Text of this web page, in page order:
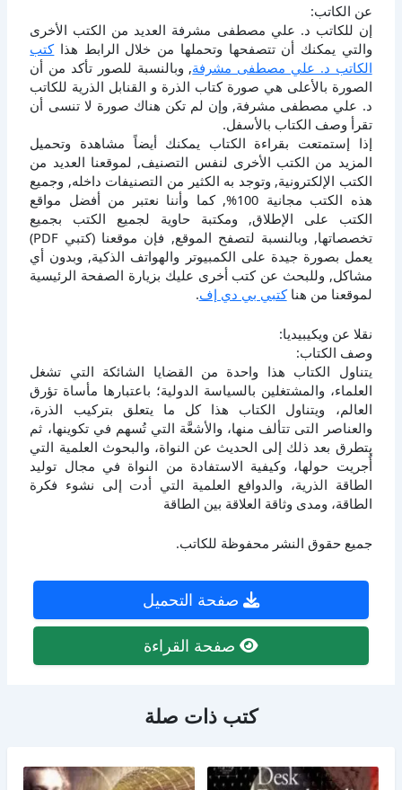
عن الكاتب:
إن للكاتب د. علي مصطفى مشرفة العديد من الكتب الأخرى
والتي يمكنك أن تتصفحها وتحملها من خلال الرابط هذاكتب
الكاتب د. علي مصطفى مشرفة, وبالنسبة للصور تأكد من أن
الصورة بالأعلى هي صورة كتاب الذرة و القنابل الذرية للكاتب
د. علي مصطفى مشرفة, وإن لم تكن هناك صورة لا تنسى أن
تقرأ وصف الكتاب بالأسفل.
إذا إستمتعت بقراءة الكتاب يمكنك أيضاً مشاهدة وتحميل
المزيد من الكتب الأخرى لنفس التصنيف, لموقعنا العديد من
الكتب الإلكترونية, وتوجد به الكثير من التصنيفات داخله, وجميع
هذه الكتب مجانية 100%, كما وأننا نعتبر من أفضل مواقع
الكتب على الإطلاق, ومكتبة حاوية لجميع الكتب بجميع
تخصصاتها, وبالنسبة لتصفح الموقع, فإن موقعنا (كتبي PDF)
يعمل بصورة جيدة على الكمبيوتر والهواتف الذكية, وبدون أي
مشاكل, وللبحث عن كتب أخرى عليك بزيارة الصفحة الرئيسية
لموقعنا من هناكتبي بي دي إف.
نقلا عن ويكيبيديا:
وصف الكتاب:
يتناول الكتاب هذا واحدة من القضايا الشائكة التي تشغل
العلماء، والمشتغلين بالسياسة الدولية؛ باعتبارها مأساة تؤرق
العالم، ويتناول الكتاب هذا كل ما يتعلق بتركيب الذرة،
والعناصر التى تتألف منها، والأشعَّة التي تُسهم في تكوينها، ثم
يتطرق بعد ذلك إلى الحديث عن النواة، والبحوث العلمية التي
أُجريت حولها، وكيفية الاستفادة من النواة في مجال توليد
الطاقة الذرية، والدوافع العلمية التي أدت إلى نشوء فكرة
الطاقة، ومدى وثاقة العلاقة بين الطاقة
جميع حقوق النشر محفوظة للكاتب.
صفحة التحميل
صفحة القراءة
كتب ذات صلة